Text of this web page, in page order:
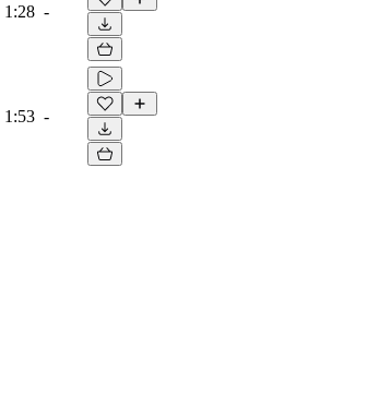
1:28 -
1:53 -